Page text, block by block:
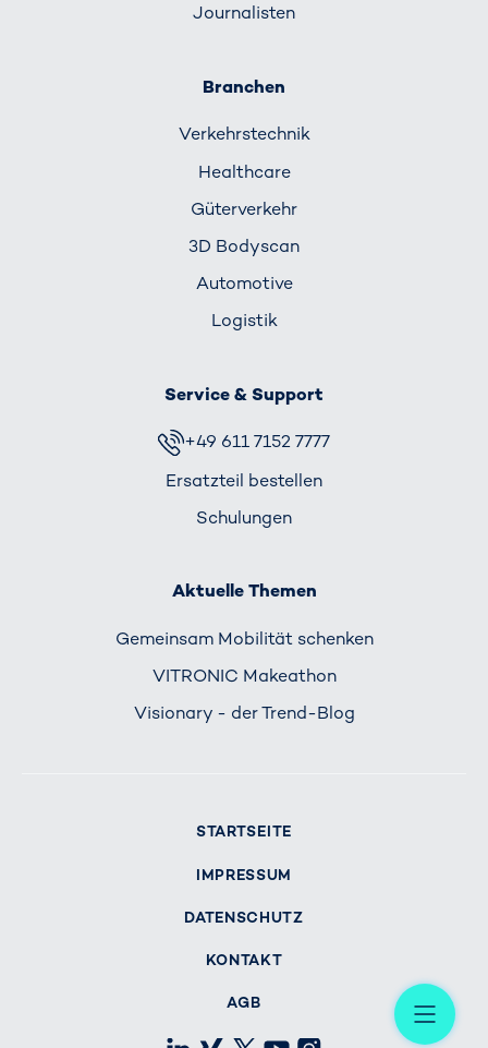
Journalisten
Branchen
Verkehrs­technik
Healthcare
Güterverkehr
3D Bodyscan
Automotive
Logistik
Service & Support
+49 611 7152 7777
Ersatzteil bestellen
Schulungen
Aktuelle Themen
Gemeinsam Mobilität schenken
VITRONIC Makeathon
Visionary - der Trend-Blog
STARTSEITE
IMPRESSUM
DATENSCHUTZ
KONTAKT
AGB